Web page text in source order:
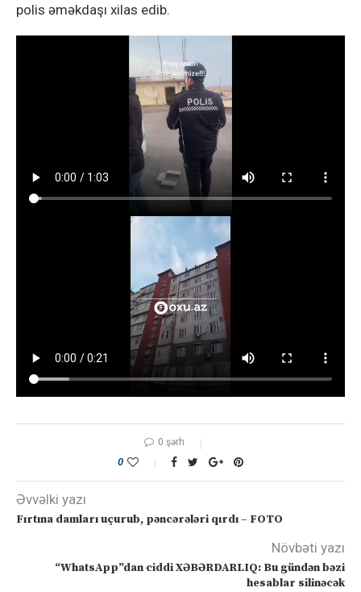
polis əməkdaşı xilas edib.
0 şərh
0
Əvvəlki yazı
Fırtına damları uçurub, pəncərələri qırdı – FOTO
Növbəti yazı
“WhatsApp”dan ciddi XƏBƏRDARLIQ: Bu gündən bəzi
hesablar silinəcək